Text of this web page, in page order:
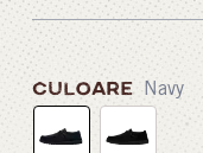
CULOARE Navy